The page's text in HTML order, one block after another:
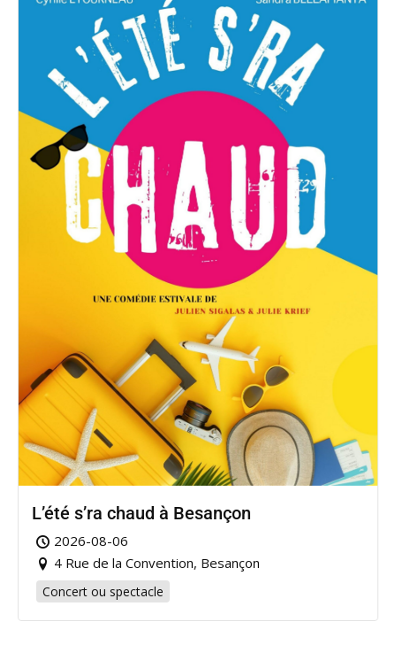
L’été s’ra chaud à Besançon
2026-08-06
4 Rue de la Convention, Besançon
Concert ou spectacle